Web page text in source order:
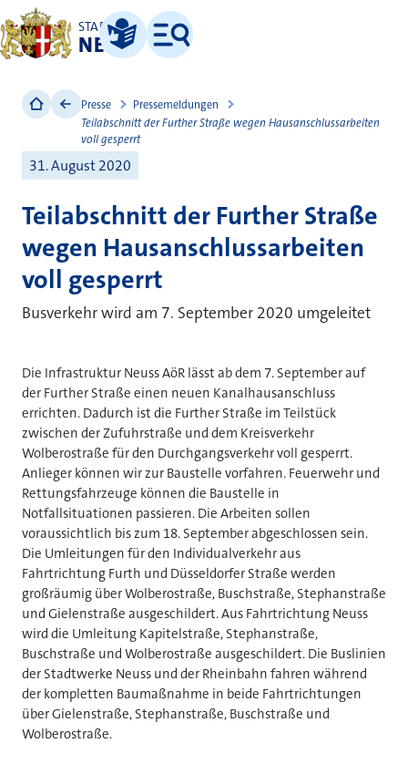
STADT
NEUSS
Leichte Sprache
Menü
Presse
Pressemeldungen
Teilabschnitt der Further Straße wegen Hausanschlussarbeiten
voll gesperrt
31. August 2020
Teilabschnitt der Further Straße
wegen Hausanschlussarbeiten
voll gesperrt
Busverkehr wird am 7. September 2020 umgeleitet
Die Infrastruktur Neuss AöR lässt ab dem 7. September auf
der Further Straße einen neuen Kanalhausanschluss
errichten. Dadurch ist die Further Straße im Teilstück
zwischen der Zufuhrstraße und dem Kreisverkehr
Wolberostraße für den Durchgangsverkehr voll gesperrt.
Anlieger können wir zur Baustelle vorfahren. Feuerwehr und
Rettungsfahrzeuge können die Baustelle in
Notfallsituationen passieren. Die Arbeiten sollen
voraussichtlich bis zum 18. September abgeschlossen sein.
Die Umleitungen für den Individualverkehr aus
Fahrtrichtung Furth und Düsseldorfer Straße werden
großräumig über Wolberostraße, Buschstraße, Stephanstraße
und Gielenstraße ausgeschildert. Aus Fahrtrichtung Neuss
wird die Umleitung Kapitelstraße, Stephanstraße,
Buschstraße und Wolberostraße ausgeschildert. Die Buslinien
der Stadtwerke Neuss und der Rheinbahn fahren während
der kompletten Baumaßnahme in beide Fahrtrichtungen
über Gielenstraße, Stephanstraße, Buschstraße und
Wolberostraße.